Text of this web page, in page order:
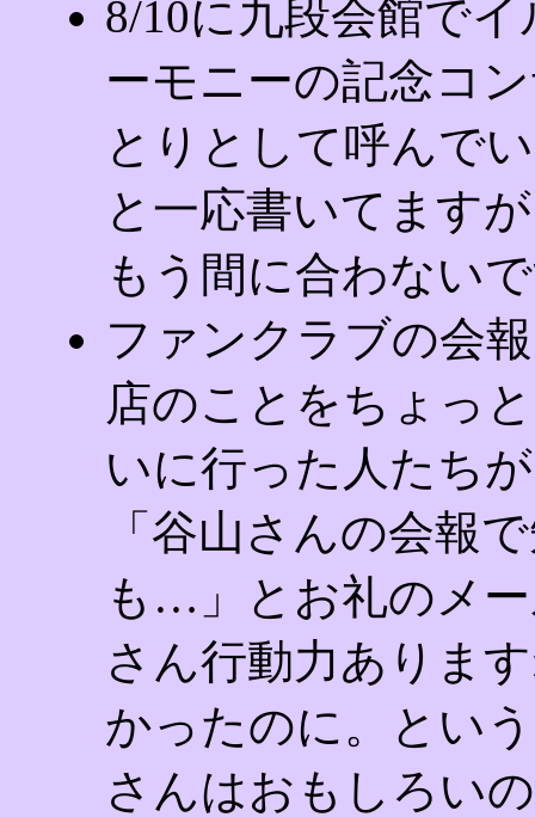
8/10に九段会館で
ーモニーの記念コ
とりとして呼んで
と一応書いてます
もう間に合わない
ファンクラブの会
店のことをちょっ
いに行った人たち
「谷山さんの会報
も…」とお礼のメ
さん行動力ありま
かったのに。とい
さんはおもしろい